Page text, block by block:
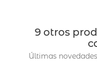
9 otros
Últimas